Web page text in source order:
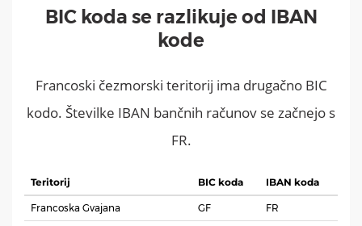
BIC koda se razlikuje od IBAN
kode
Francoski čezmorski teritorij ima drugačno BIC
kodo. Številke IBAN bančnih računov se začnejo s
FR.
Teritorij BIC koda IBAN koda
Francoska Gvajana GF FR